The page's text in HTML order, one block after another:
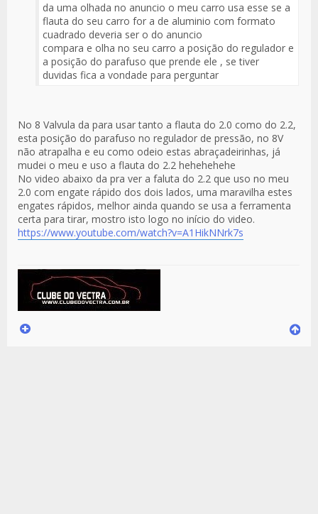
da uma olhada no anuncio o meu carro usa esse se a
flauta do seu carro for a de aluminio com formato
cuadrado deveria ser o do anuncio
compara e olha no seu carro a posição do regulador e
a posição do parafuso que prende ele , se tiver
duvidas fica a vondade para perguntar
No 8 Valvula da para usar tanto a flauta do 2.0 como do 2.2,
esta posição do parafuso no regulador de pressão, no 8V
não atrapalha e eu como odeio estas abraçadeirinhas, já
mudei o meu e uso a flauta do 2.2 hehehehehe
No video abaixo da pra ver a faluta do 2.2 que uso no meu
2.0 com engate rápido dos dois lados, uma maravilha estes
engates rápidos, melhor ainda quando se usa a ferramenta
certa para tirar, mostro isto logo no início do video.
https://www.youtube.com/watch?v=A1HikNNrk7s